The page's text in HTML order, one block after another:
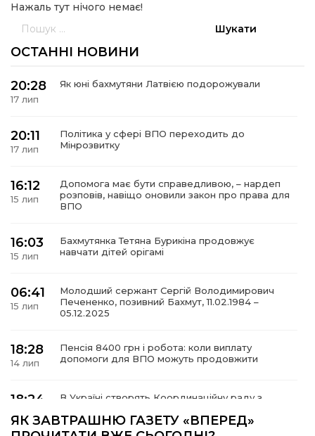
новини
місія
Нажаль тут нічого немає!
ОСТАННІ НОВИНИ
20:28
17 лип
Як юні бахмутяни Латвією подорожували
20:11
17 лип
Політика у сфері ВПО переходить до
Мінрозвитку
16:12
15 лип
Допомога має бути справедливою, – нардеп
розповів, навіщо оновили закон про права для
ВПО
16:03
15 лип
Бахмутянка Тетяна Бурикіна продовжує
навчати дітей орігамі
06:41
15 лип
Молодший сержант Сергій Володимирович
Печененко, позивний Бахмут, 11.02.1984 –
05.12.2025
18:28
14 лип
Пенсія 8400 грн і робота: коли виплату
допомоги для ВПО можуть продовжити
18:24
В Україні створять Координаційну раду з
кордону
ЯК ЗАВТРАШНЮ ГАЗЕТУ «ВПЕРЕД»